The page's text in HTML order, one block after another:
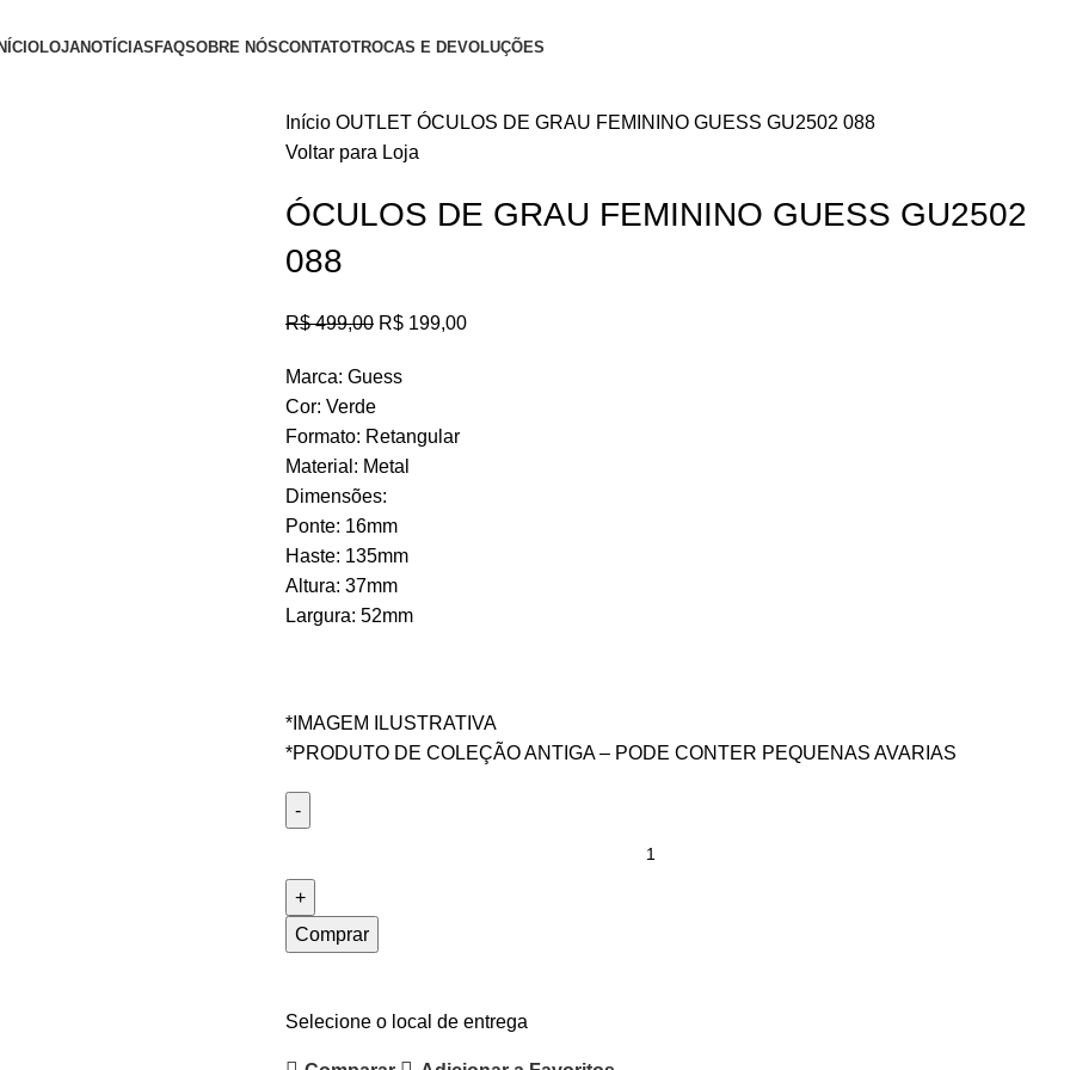
INÍCIOLOJANOTÍCIAS FAQSOBRE NÓSCONTATOTROCAS E DEVOLUÇÕES
Início OUTLET ÓCULOS DE GRAU FEMININO GUESS GU2502 088
Voltar para Loja
ÓCULOS DE GRAU FEMININO GUESS GU2502
088
R$499,00 R$ 199,00
Marca: Guess
Cor: Verde
Formato: Retangular
Material: Metal
Dimensões:
Ponte: 16mm
Haste: 135mm
Altura: 37mm
Largura: 52mm
*IMAGEM ILUSTRATIVA
*PRODUTO DE COLEÇÃO ANTIGA – PODE CONTER PEQUENAS AVARIAS
Comprar
Selecione o local de entrega